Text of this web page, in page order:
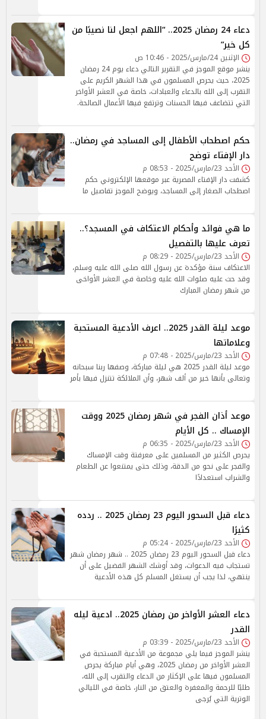
دعاء 24 رمضان 2025.. “اللهم اجعل لنا نصيبًا من
كل خير”
الإثنين 24/مارس/2025 - 10:46 ص
ينشر موقع الموجز في التقرير التالي دعاء يوم 24 رمضان
2025، حيث يحرص المسلمون في هذا الشهر الكريم على
التقرب إلى الله بالدعاء والعبادات، خاصة في العشر الأواخر
التي تتضاعف فيها الحسنات وترتفع فيها الأعمال الصالحة.
حكم اصطحاب الأطفال إلى المساجد في رمضان..
دار الإفتاء توضح
الأحد 23/مارس/2025 - 08:53 م
كشفت دار الإفتاء المصرية عبر موقعها الإلكتروني حكم
اصطحاب الصغار إلى المساجد، ويوضح الموجز تفاصيل ما
ما هي فوائد وأحكام الاعتكاف في المسجد؟..
تعرف عليها بالتفصيل
الأحد 23/مارس/2025 - 08:29 م
الاعتكاف سنة مؤكدة عن رسول الله صلى الله عليه وسلم،
وقد حث عليه صلوات الله عليه وخاصة في العشر الأواخى
من شهر رمضان المبارك
موعد ليلة القدر 2025.. اعرف الأدعية المستحبة
وعلاماتها
الأحد 23/مارس/2025 - 07:48 م
موعد ليلة القدر 2025 هي ليلة مباركة، وصفها ربنا سبحانه
وتعالى بأنها خير من ألف شهر، وأن الملائكة تتنزل فيها بأمر
موعد أذان الفجر في شهر رمضان 2025 ووقت
الإمساك .. كل الأيام
الأحد 23/مارس/2025 - 06:35 م
يحرص الكثير من المسلمين على معرفتة وقت الإمساك
والفجر على نحو من الدقة، وذلك حتى يمتنعوا عن الطعام
والشراب استعدادًا
دعاء قبل السحور اليوم 23 رمضان 2025 .. ردده
كثيرًا
الأحد 23/مارس/2025 - 05:24 م
دعاء قبل السحور اليوم 23 رمضان 2025 .. شهر رمضان شهر
تستجاب فيه الدعوات، وقد أوشك الشهر الفضيل على أن
ينتهي، لذا يجب أن يستغل المسلم كل هذه الأدعية
دعاء العشر الأواخر من رمضان 2025.. ادعية ليله
القدر
الأحد 23/مارس/2025 - 03:39 م
ينشر الموجز فيما يلي مجموعة من الأدعية المستحبة في
العشر الأواخر من رمضان 2025، وهي أيام مباركة يحرص
المسلمون فيها على الإكثار من الدعاء والتقرب إلى الله،
طلبًا للرحمة والمغفرة والعتق من النار، خاصة في الليالي
الوترية التي يُرجى